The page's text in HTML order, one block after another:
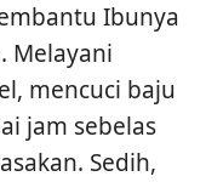
Ibunya
Melayani
mencuci baju
jam sebelas
Sedih,